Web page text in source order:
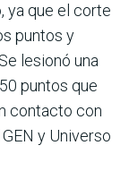
ya que el corte
puntos y
lesionó una
puntos que
contacto con
y Universo